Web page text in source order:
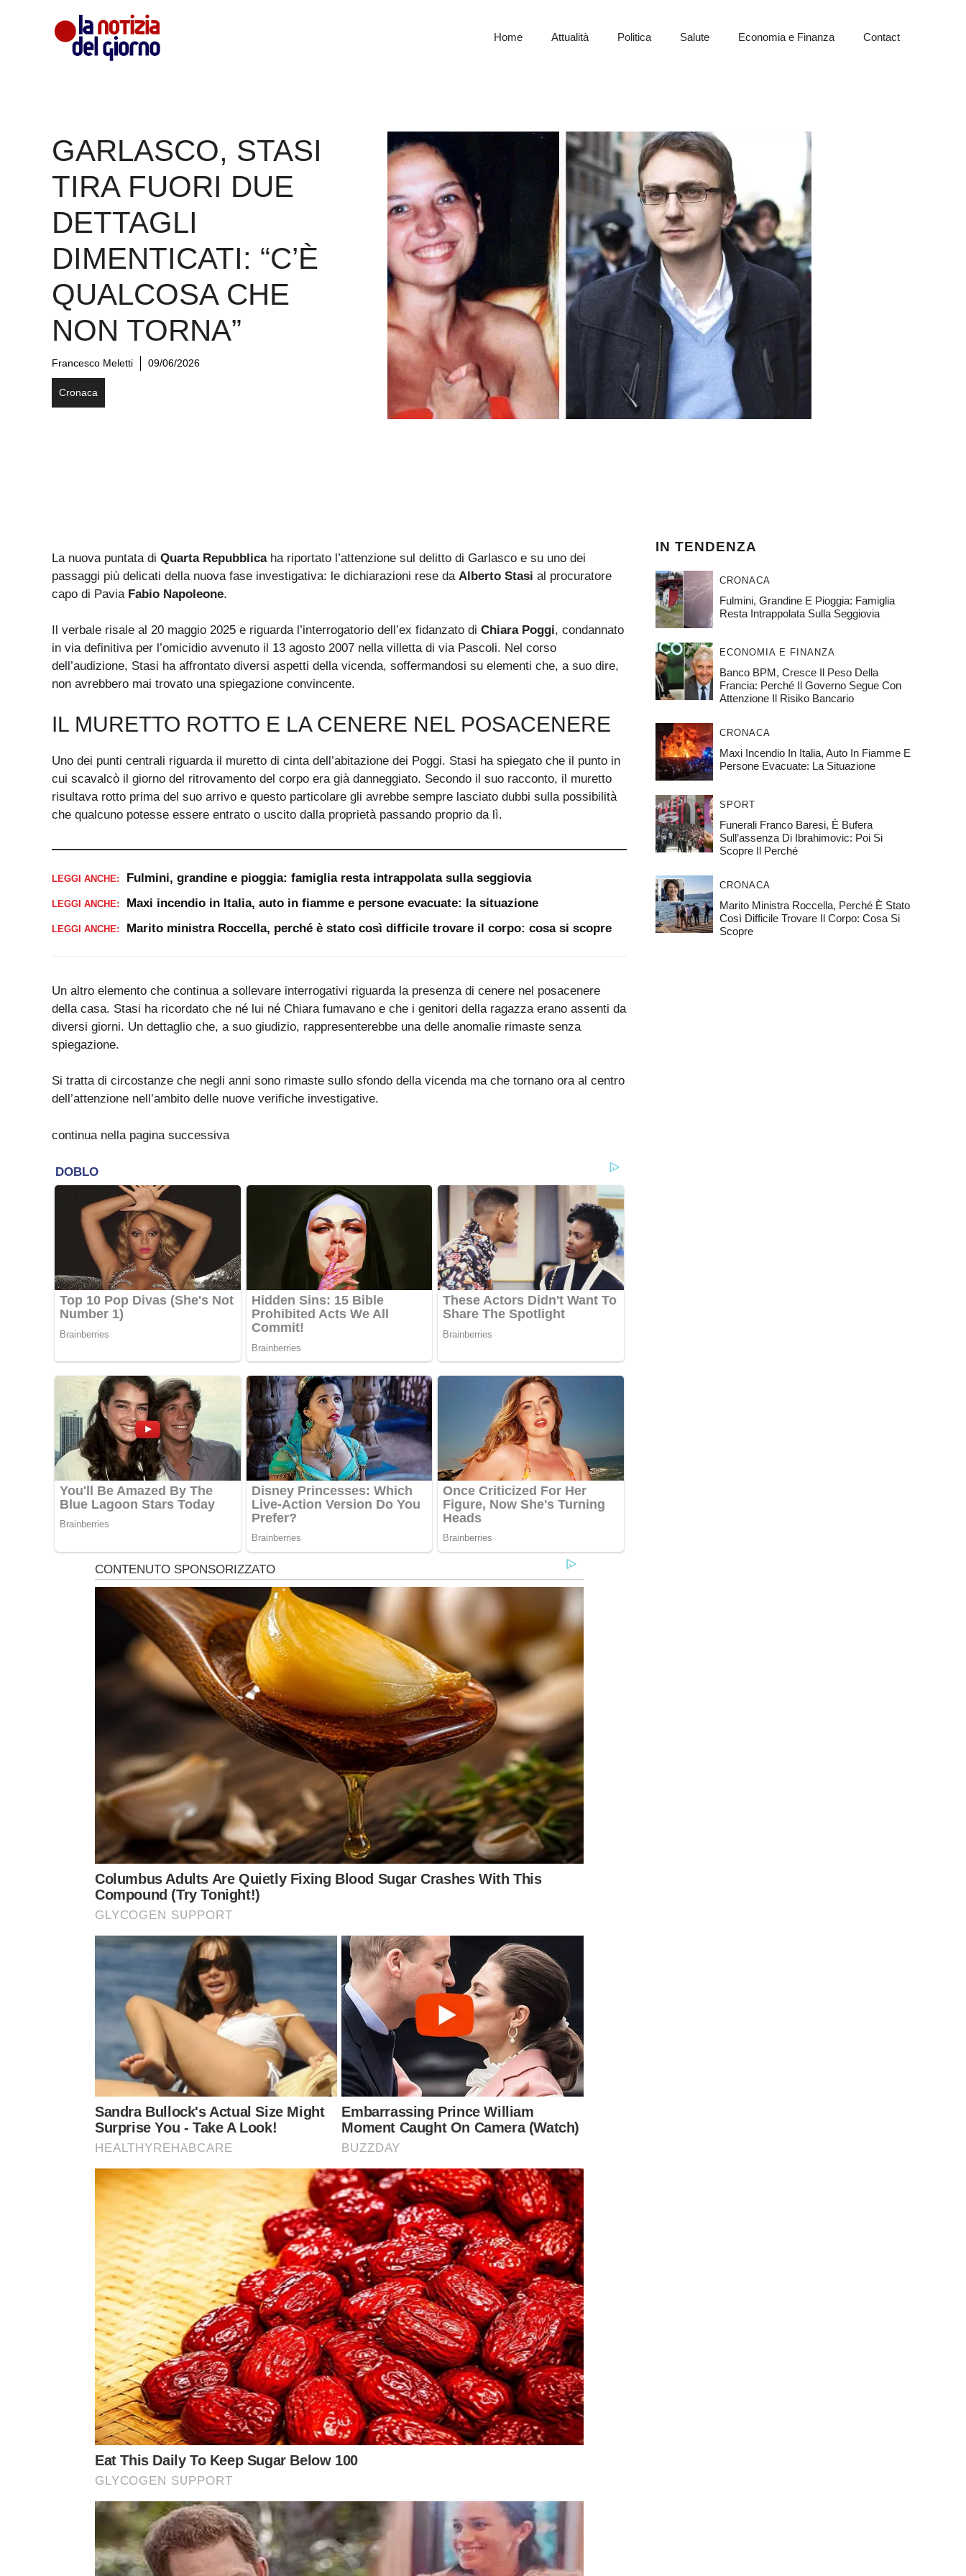
Home Attualità Politica Salute Economia e Finanza Contact
GARLASCO, STASI
TIRA FUORI DUE
DETTAGLI
DIMENTICATI: “C’È
QUALCOSA CHE
NON TORNA”
Francesco Meletti 09/06/2026
Cronaca
La nuova puntata di Quarta Repubblicaha riportato l’attenzione sul delitto di Garlasco e su uno dei
passaggi più delicati della nuova fase investigativa: le dichiarazioni rese da Alberto Stasi al procuratore
capo di Pavia Fabio Napoleone.
Il verbale risale al 20 maggio 2025 e riguarda l’interrogatorio dell’ex fidanzato di Chiara Poggi, condannato
in via definitiva per l’omicidio avvenuto il 13 agosto 2007 nella villetta di via Pascoli. Nel corso
dell’audizione, Stasi ha affrontato diversi aspetti della vicenda, soffermandosi su elementi che, a suo dire,
non avrebbero mai trovato una spiegazione convincente.
IL MURETTO ROTTO E LA CENERE NEL POSACENERE
Uno dei punti centrali riguarda il muretto di cinta dell’abitazione dei Poggi. Stasi ha spiegato che il punto in
cui scavalcò il giorno del ritrovamento del corpo era già danneggiato. Secondo il suo racconto, il muretto
risultava rotto prima del suo arrivo e questo particolare gli avrebbe sempre lasciato dubbi sulla possibilità
che qualcuno potesse essere entrato o uscito dalla proprietà passando proprio da lì.
LEGGI ANCHE: Fulmini, grandine e pioggia: famiglia resta intrappolata sulla seggiovia
LEGGI ANCHE: Maxi incendio in Italia, auto in fiamme e persone evacuate: la situazione
LEGGI ANCHE: Marito ministra Roccella, perché è stato così difficile trovare il corpo: cosa si scopre
Un altro elemento che continua a sollevare interrogativi riguarda la presenza di cenere nel posacenere
della casa. Stasi ha ricordato che né lui né Chiara fumavano e che i genitori della ragazza erano assenti da
diversi giorni. Un dettaglio che, a suo giudizio, rappresenterebbe una delle anomalie rimaste senza
spiegazione.
Si tratta di circostanze che negli anni sono rimaste sullo sfondo della vicenda ma che tornano ora al centro
dell’attenzione nell’ambito delle nuove verifiche investigative.
continua nella pagina successiva
IN TENDENZA
CRONACA
Fulmini, Grandine E Pioggia: Famiglia
Resta Intrappolata Sulla Seggiovia
ECONOMIA E FINANZA
Banco BPM, Cresce Il Peso Della
Francia: Perché Il Governo Segue Con
Attenzione Il Risiko Bancario
CRONACA
Maxi Incendio In Italia, Auto In Fiamme E
Persone Evacuate: La Situazione
SPORT
Funerali Franco Baresi, È Bufera
Sull’assenza Di Ibrahimovic: Poi Si
Scopre Il Perché
CRONACA
Marito Ministra Roccella, Perché È Stato
Così Difficile Trovare Il Corpo: Cosa Si
Scopre